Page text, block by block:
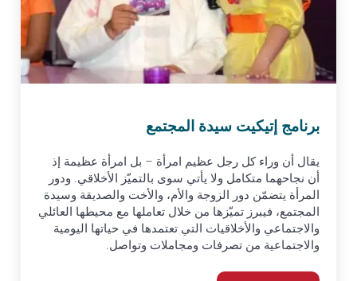
برنامج إتيكيت سيدة المجتمع
يقال أن وراء كل رجل عظيم امرأة – بل امرأة عظيمة إذ
أن نجاحهما متكامل ولا يأتي سوى بالتميّز الأخلاقي. ودور
المرأة يتضمّن دور الزوجة والأم، والأخت والصديقة وسيدة
المجتمع، فيبرز تميّزها من خلال تعاملها مع محيطها العائلي
والاجتماعي والأخلاقيات التي تعتمدها في حياتها اليومية
والاجتماعية من تصرفات ومجاملات وتواصل.